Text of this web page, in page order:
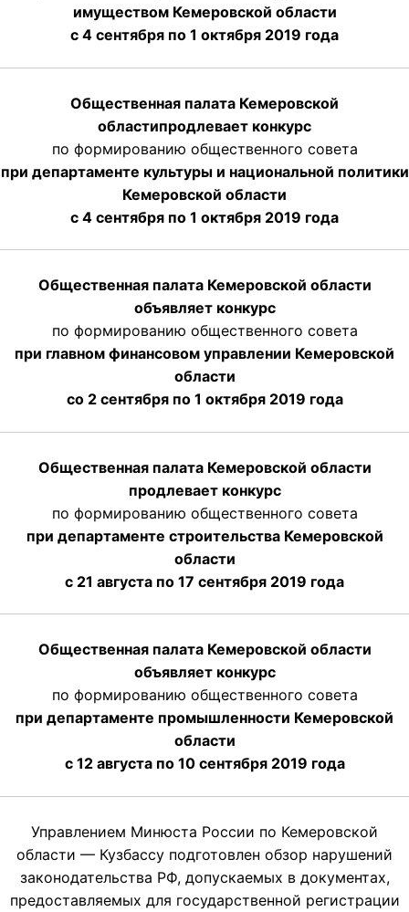
имуществом Кемеровской области
с 4 сентября по 1 октября 2019 года
Общественная палата Кемеровской
областипродлевает конкурс
по формированию общественного совета
при департаменте культуры и национальной политики
Кемеровской области
с 4 сентября по 1 октября 2019 года
Общественная палата Кемеровской области
объявляет конкурс
по формированию общественного совета
при главном финансовом управлении Кемеровской
области
со 2 сентября по 1 октября 2019 года
Общественная палата Кемеровской области
продлевает конкурс
по формированию общественного совета
при департаменте строительства Кемеровской
области
с 21 августа по 17 сентября 2019 года
Общественная палата Кемеровской области
объявляет конкурс
по формированию общественного совета
при департаменте промышленности Кемеровской
области
с 12 августа по 10 сентября 2019 года
Управлением Минюста России по Кемеровской
области — Кузбассу подготовлен обзор нарушений
законодательства РФ, допускаемых в документах,
предоставляемых для государственной регистрации